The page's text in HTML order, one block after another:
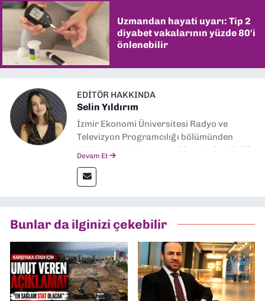
Uzmandan hayati uyarı: Tip 2
diyabet vakalarının yüzde 80'i
önlenebilir
EDITÖR HAKKINDA
Selin Yıldırım
İzmir Ekonomi Üniversitesi Radyo ve
Televizyon Programcılığı bölümünden
2024 senesinde mezun oldum. Dokuz Eylül
editörlük görevini de üstleniyorum.
Devam Et
Bunlar da ilginizi çekebilir